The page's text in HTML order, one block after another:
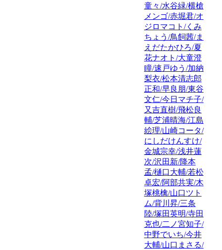
童々/水谷緑/横槍
メンゴ/赤堀君/オ
ジロマコト/くみ
ちょう/鳥飼茜/ま
えだたかひろ/夏
花ナオト/大童澄
瞳/速戸ゆう/加納
梨衣/松本清志郎
正和/早良朋/東谷
文仁/今日マチ子/
又吉直樹/飛松良
輔/芝浦晴海/江島
絵理/山崎コータ/
にしだけんすけ/
金城宗幸/浅井蓮
次/沢田新/降本
孟/樋口大輔/若松
卓宏/阿部共実/木
塚桃檎/山口ツト
ム/背川昇/三条
陸/塚田英明/寺田
克也/二ノ宮知子/
中野でいち/今井
大輔/山口まさる/